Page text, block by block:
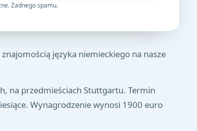
Żadnego spamu.
języka niemieckiego na nasze
na przedmieściach Stuttgartu. Termin
Wynagrodzenie wynosi 1900 euro